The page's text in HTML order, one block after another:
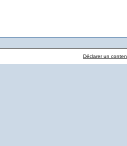
Déclarer un